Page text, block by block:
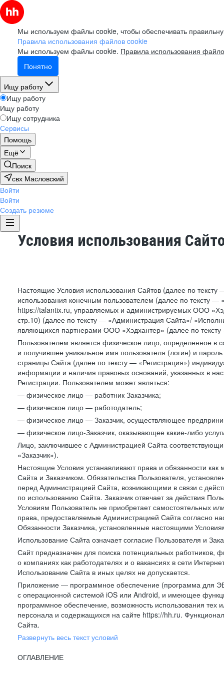
Мы используем файлы cookie, чтобы обеспечивать
Правила использования файлов cookie
Мы используем файлы cookie. Правила использования
Понятно
Ищу работу
Ищу работу
Ищу работу
Ищу сотрудника
Сервисы
Помощь
Ещё
Поиск
свх Масловский
Войти
Войти
Создать резюме
Условия использования
Настоящие Условия использования Сайтов (далее по
использования конечным пользователем (далее по тексту
https://talantix.ru, управляемых и администрируемых ООО
стр.10) (далее по тексту — «Администрация Сайта»/
являющихся партнерами ООО «Хэдхантер» (далее по
Пользователем является физическое лицо, определенное в
и получившее уникальное имя пользователя (логин) и
страницы Сайта (далее по тексту — «Регистрация»)
информации и наличия правовых оснований, указанных в
Регистрации. Пользователем может являться:
— физическое лицо — работник Заказчика;
— физическое лицо — работодатель;
— физическое лицо — Заказчик, осуществляющее
— физическое лицо-Заказчик, оказывающее какие-либо
Лицо, заключившее с Администрацией Сайта
«Заказчик»).
Настоящие Условия устанавливают права и обязанности
Сайта и Заказчиком. Обязательства Пользователя,
перед Администрацией Сайта, возникающими в связи с
по использованию Сайта. Заказчик отвечает за действия
Условиям Пользователь не приобретает самостоятельных
права, предоставляемые Администрацией Сайта согласно
Обязанности Заказчика, установленные настоящими
Использование Сайта означает согласие Пользователя и
Сайт предназначен для поиска потенциальных
о компаниях как работодателях и о вакансиях в сети
Использование Сайта в иных целях не допускается.
Приложение — программное обеспечение (программа для
с операционной системой iOS или Android, и имеющее
программное обеспечение, возможность использования
персонала и содержащихся на сайте https://hh.ru.
Сайта.
Развернуть весь текст условий
ОГЛАВЛЕНИЕ